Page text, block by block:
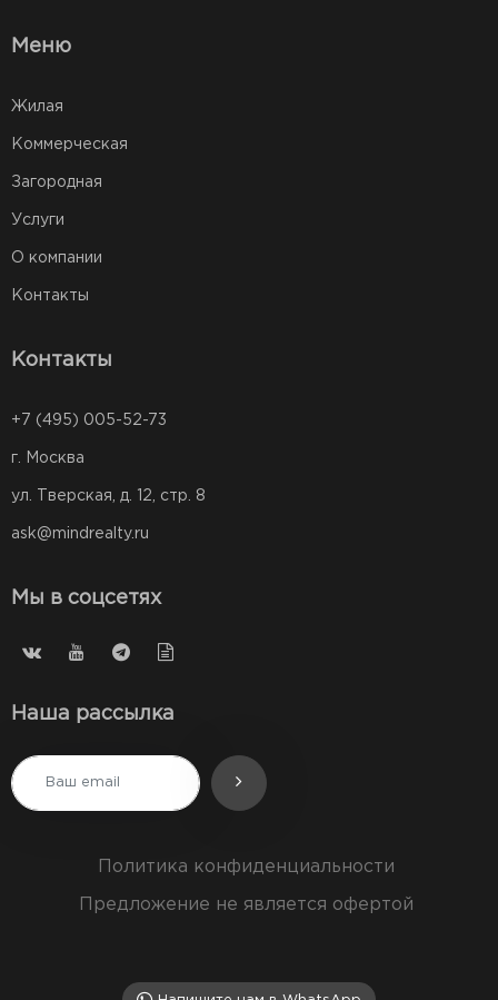
Меню
Жилая
Коммерческая
Загородная
Услуги
О компании
Контакты
Контакты
+7 (495) 005-52-73
г. Москва
ул. Тверская, д. 12, стр. 8
ask@mindrealty.ru
Мы в соцсетях
Наша рассылка
Политика конфиденциальности
Предложение не является офертой